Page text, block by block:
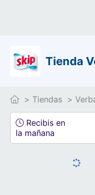
Tienda
Tiendas
Recibis en
la mañana